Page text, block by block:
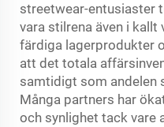
streetwear-entusiaster
vara stilrena även i kallt
färdiga lagerprodukter
att det totala
samtidigt som andelen
Många partners har
och synlighet tack vare